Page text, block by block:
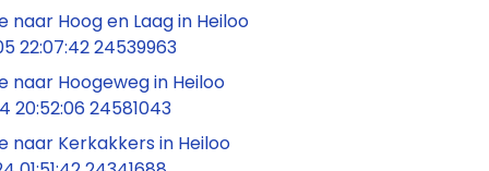
naar Hoog en Laag in Heiloo
22:07:42 24539963
naar Hoogeweg in Heiloo
20:52:06 24581043
naar Kerkakkers in Heiloo